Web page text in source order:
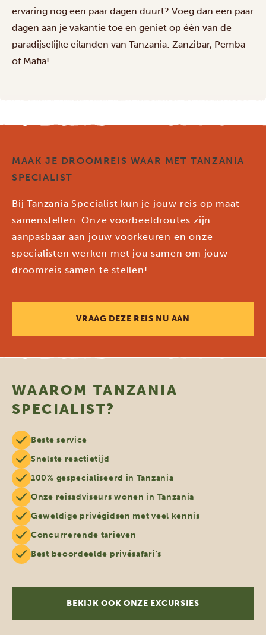
ervaring nog een paar dagen duurt? Voeg dan een paar
dagen aan je vakantie toe en geniet op één van de
paradijselijke eilanden van Tanzania: Zanzibar, Pemba
of Mafia!
MAAK JE DROOMREIS WAAR MET TANZANIA
SPECIALIST
Bij Tanzania Specialist kun je jouw reis op maat
samenstellen. Onze voorbeeldroutes zijn
aanpasbaar aan jouw voorkeuren en onze
specialisten werken met jou samen om jouw
droomreis samen te stellen!
VRAAG DEZE REIS NU AAN
WAAROM TANZANIA
SPECIALIST?
Beste service
Snelste reactietijd
100% gespecialiseerd in Tanzania
Onze reisadviseurs wonen in Tanzania
Geweldige privégidsen met veel kennis
Concurrerende tarieven
Best beoordeelde privésafari's
BEKIJK OOK ONZE EXCURSIES